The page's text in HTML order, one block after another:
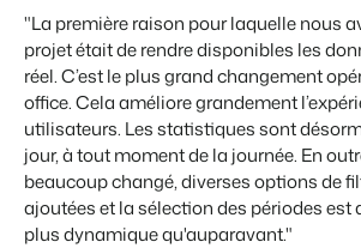
"La première raison pour laquelle nous
projet était de rendre disponibles les
réel. C’est le plus grand changement
office. Cela améliore grandement
utilisateurs. Les statistiques sont
jour, à tout moment de la journée. En
beaucoup changé, diverses options de
ajoutées et la sélection des périodes est
plus dynamique qu'auparavant."